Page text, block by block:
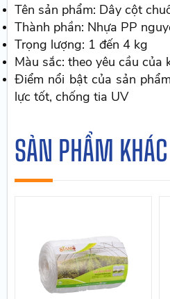
Tên sản phẩm: Dây cột
Thành phần: Nhựa PP
Trọng lượng: 1 đến 4 kg
Màu sắc: theo yêu cầu của
Điểm nổi bật của sản
lực tốt, chống tia UV
SẢN PHẨM KHÁC